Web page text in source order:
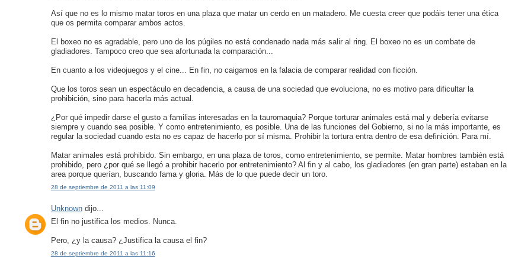
Así que no es lo mismo matar toros en una plaza que matar un cerdo en un matadero. Me cuesta creer que podáis tener una ética
que os permita comparar ambos actos.
El boxeo no es agradable, pero uno de los púgiles no está condenado nada más salir al ring. El boxeo no es un combate de
gladiadores. Tampoco creo que sea afortunada la comparación...
En cuanto a los videojuegos y el cine... En fin, no caigamos en la falacia de comparar realidad con ficción.
Que los toros sean un espectáculo en decadencia, a causa de una sociedad que evoluciona, no es motivo para dificultar la
prohibición, sino para hacerla más actual.
¿Por qué impedir darse el gusto a familias interesadas en la tauromaquia? Porque torturar animales está mal y debería evitarse
siempre y cuando sea posible. Y como entretenimiento, es posible. Una de las funciones del Gobierno, si no la más importante, es
regular la sociedad cuando esta no es capaz de hacerlo por sí misma. Prohibir la tortura entra dentro de esa definición. Para mí.
Matar animales está prohibido. Sin embargo, en una plaza de toros, como entretenimiento, se permite. Matar hombres también está
prohibido, pero ¿por qué se llegó a prohibir hacerlo por entretenimiento? Al fin y al cabo, los gladiadores (en gran parte) estaban en la
area porque querían, buscando fama y gloria. Más de lo que puede decir un toro.
28 de septiembre de 2011 a las 11:09
Unknowndijo...
El fin no justifica los medios. Nunca.
Pero, ¿y la causa? ¿Justifica la causa el fin?
28 de septiembre de 2011 a las 11:16